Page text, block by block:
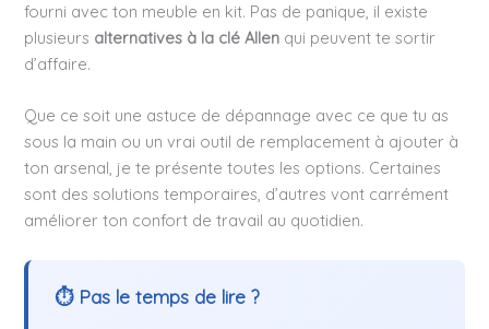
fourni avec ton meuble en kit. Pas de panique, il existe
plusieurs alternatives à la clé Allen qui peuvent te sortir
d’affaire.
Que ce soit une astuce de dépannage avec ce que tu as
sous la main ou un vrai outil de remplacement à ajouter à
ton arsenal, je te présente toutes les options. Certaines
sont des solutions temporaires, d’autres vont carrément
améliorer ton confort de travail au quotidien.
⏱ Pas le temps de lire ?